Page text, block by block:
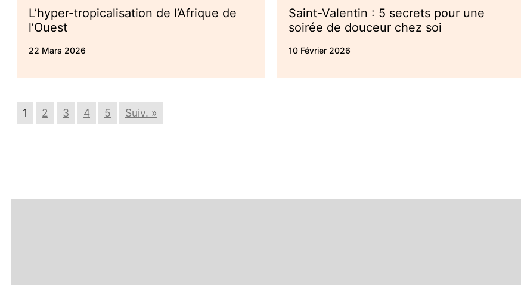
L’hyper-tropicalisation de l’Afrique de
l’Ouest
22 Mars 2026
Saint-Valentin : 5 secrets pour une
soirée de douceur chez soi
10 Février 2026
1 2 3 4 5 Suiv. »